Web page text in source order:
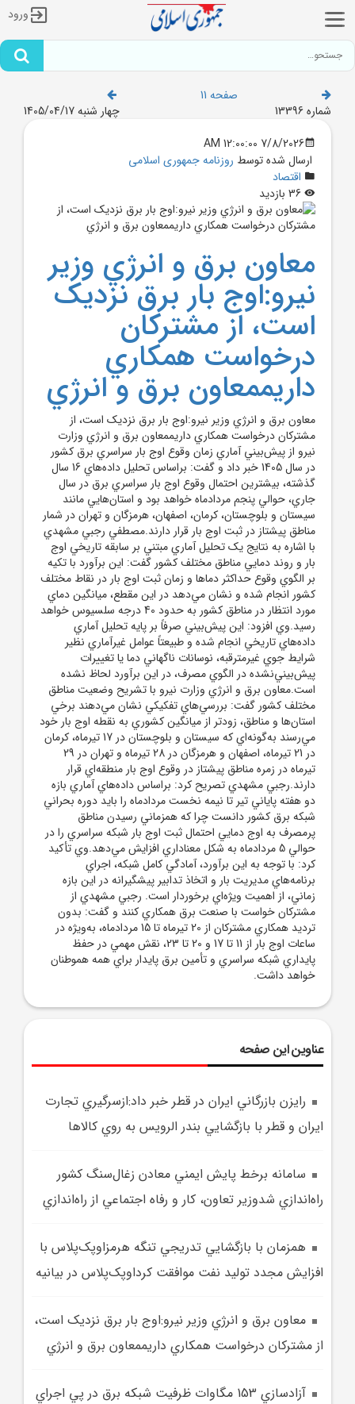
ورود
صفحه 11
شماره 13396
چهار شنبه 1405/04/17
7/8/2026 12:00:00 AM
ارسال شده توسط روزنامه جمهوری اسلامی
اقتصاد
معاون برق و انرژي وزير
نيرو:اوج بار برق نزديک
است، از مشترکان
درخواست همکاري
داريممعاون برق و انرژي
معاون برق و انرژي وزير نيرو:اوج بار برق نزديک است، از
مشترکان درخواست همکاري داريممعاون برق و انرژي وزارت
نيرو از پيش‌بيني آماري زمان وقوع اوج بار سراسري برق کشور
در سال 1405 خبر داد و گفت: براساس تحليل داده‌هاي 16 سال
گذشته، بيشترين احتمال وقوع اوج بار سراسري برق در سال
جاري، حوالي پنجم مردادماه خواهد بود و استان‌هايي مانند
سيستان و بلوچستان، کرمان، اصفهان، هرمزگان و تهران در شمار
مناطق پيشتاز در ثبت اوج بار قرار دارند.مصطفي رجبي مشهدي
با اشاره به نتايج يک تحليل آماري مبتني بر سابقه تاريخي اوج
بار و روند دمايي مناطق مختلف کشور گفت: اين برآورد با تکيه
بر الگوي وقوع حداکثر دماها و زمان ثبت اوج بار در نقاط مختلف
کشور انجام شده و نشان مي‌دهد در اين مقطع، ميانگين دماي
مورد انتظار در مناطق کشور به حدود 40 درجه سلسيوس خواهد
رسيد.وي افزود: اين پيش‌بيني صرفاً بر پايه تحليل آماري
داده‌هاي تاريخي انجام شده و طبيعتاً عوامل غيرآماري نظير
شرايط جوي غيرمترقبه، نوسانات ناگهاني دما يا تغييرات
پيش‌بيني‌نشده در الگوي مصرف، در اين برآورد لحاظ نشده
است.معاون برق و انرژي وزارت نيرو با تشريح وضعيت مناطق
مختلف کشور گفت: بررسي‌هاي تفکيکي نشان مي‌دهند برخي
استان‌ها و مناطق، زودتر از ميانگين کشوري به نقطه اوج بار خود
مي‌رسند به‌گونه‌اي که سيستان و بلوچستان در 17 تيرماه، کرمان
در 21 تيرماه، اصفهان و هرمزگان در 28 تيرماه و تهران در 29
تيرماه در زمره مناطق پيشتاز در وقوع اوج بار منطقه‌اي قرار
دارند.رجبي مشهدي تصريح کرد: براساس داده‌هاي آماري بازه
دو هفته پاياني تير تا نيمه نخست مردادماه را بايد دوره بحراني
شبکه برق کشور دانست چرا که همزماني رسيدن مناطق
پرمصرف به اوج دمايي احتمال ثبت اوج بار شبکه سراسري را در
حوالي 5 مردادماه به شکل معناداري افزايش مي‌دهد.وي تأکيد
کرد: با توجه به اين برآورد، آمادگي کامل شبکه، اجراي
برنامه‌هاي مديريت بار و اتخاذ تدابير پيشگيرانه در اين بازه
زماني، از اهميت ويژه‌اي برخوردار است. رجبي مشهدي از
مشترکان خواست با صنعت برق همکاري کنند و گفت: بدون
ترديد همکاري مشترکان از 20 تيرماه تا 15 مردادماه، به‌ويژه در
ساعات اوج بار از 11 تا 17 و 20 تا 23، نقش مهمي در حفظ
پايداري شبکه سراسري و تأمين برق پايدار براي همه هموطنان
خواهد داشت.
عناوین این صفحه
رايزن بازرگاني ايران در قطر خبر داد:ازسرگيري تجارت
ايران و قطر با بازگشايي بندر الرويس به روي کالاها
سامانه برخط پايش ايمني معادن زغال‌سنگ کشور
راه‌اندازي شدوزير تعاون، کار و رفاه اجتماعي از راه‌اندازي
همزمان با بازگشايي تدريجي تنگه هرمزاوپک‌پلاس با
افزايش مجدد توليد نفت موافقت کرداوپک‌پلاس در بيانيه‌
معاون برق و انرژي وزير نيرو:اوج بار برق نزديک است،
از مشترکان درخواست همکاري داريممعاون برق و انرژي
آزادسازي 153 مگاوات ظرفيت شبکه برق در پي اجراي